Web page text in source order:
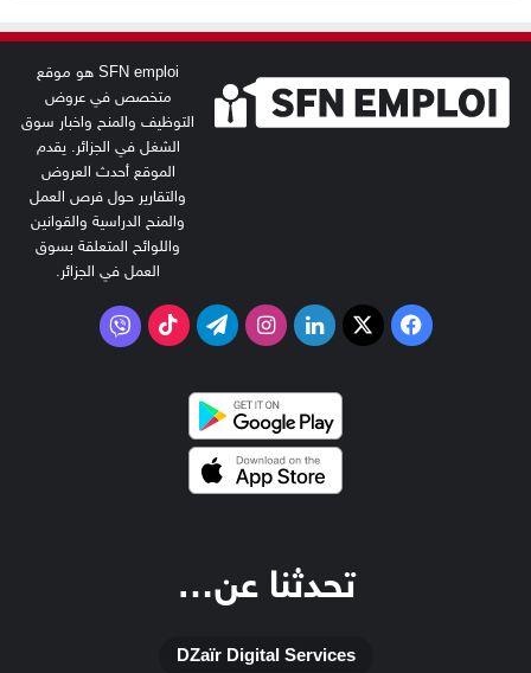
SFN emploi هو موقع
متخصص في عروض
التوظيف والمنح واخبار سوق
الشغل في الجزائر. يقدم
الموقع أحدث العروض
والتقارير حول فرص العمل
والمنح الدراسية والقوانين
واللوائح المتعلقة بسوق
العمل في الجزائر.
فيسبوك
‫X لينكدإنانستقرامتيلقرام‫TikTokفايبر
تحدثنا عن…
DZaïr Digital Services